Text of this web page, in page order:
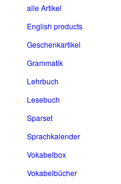
alle Artikel
English products
Geschenkartikel
Grammatik
Lehrbuch
Lesebuch
Sparset
Sprachkalender
Vokabelbox
Vokabelbücher